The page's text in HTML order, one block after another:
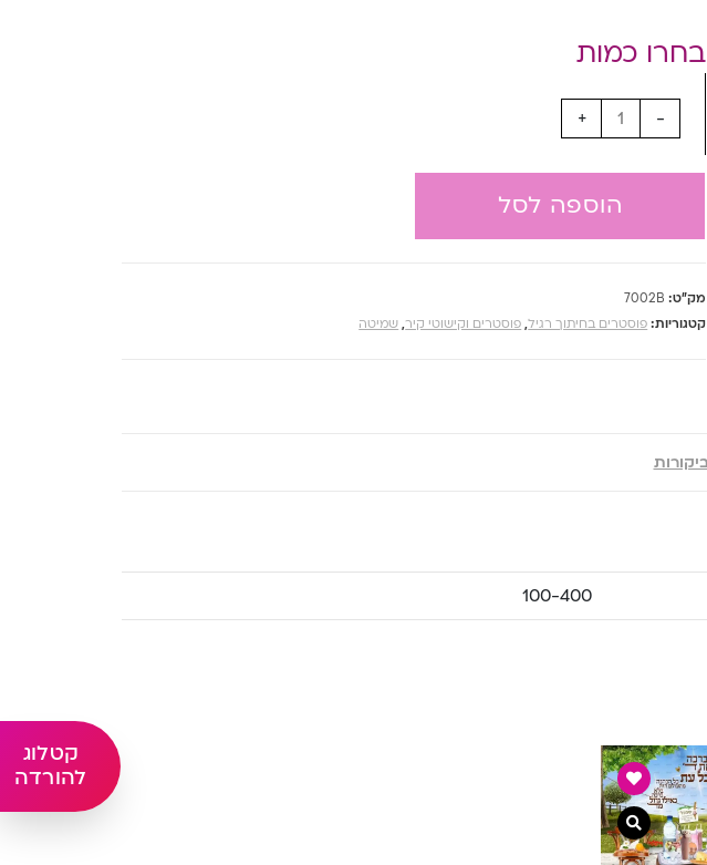
קטלוג
להורדה
-
+
הוספה לסל
מק"ט: 7002B
קטגוריות: פוסטרים בחיתוך רגיל, פוסטרים וקישוטי קיר, שמיטה
100-400
צפייה מהירה